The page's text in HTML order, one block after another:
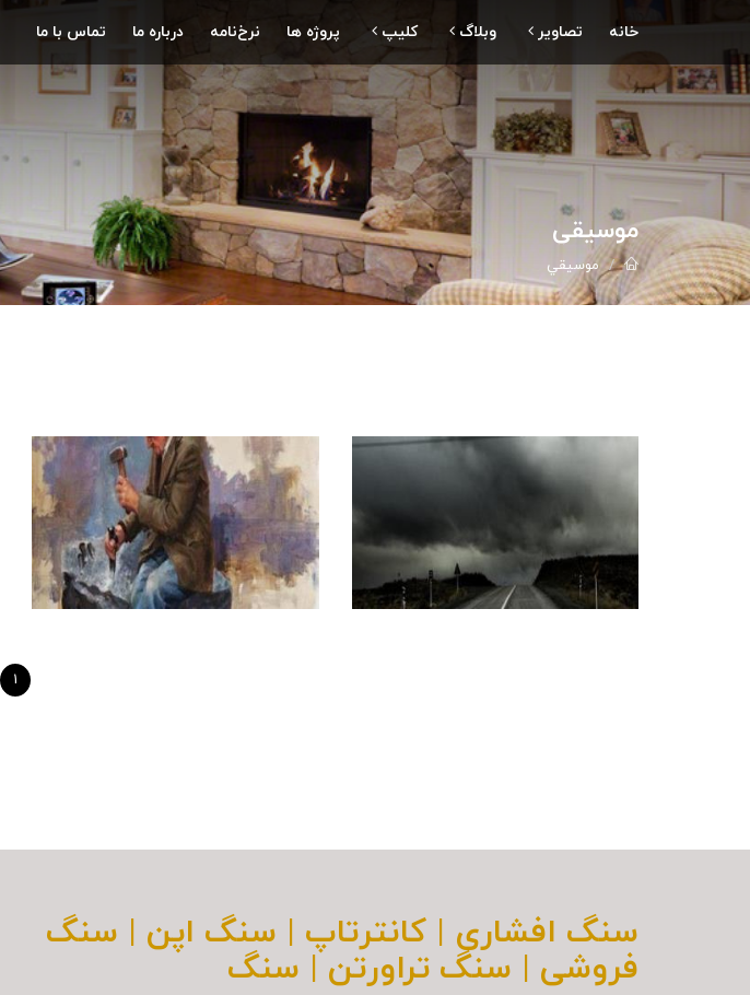
خانه تصاویر وبلاگ کلیپ پروژه ها نرخ‌نامه درباره ما تماس با ما
موسيقي
موسيقي
سنگ صبور
سنگ هاي تزئيني
آهنگ بسيار زيبا و دلنشين سنگ تراش
سنگ هاي تزئيني
1
سنگ افشاری | کانترتاپ | سنگ اپن | سنگ
فروشی | سنگ تراورتن | سنگ